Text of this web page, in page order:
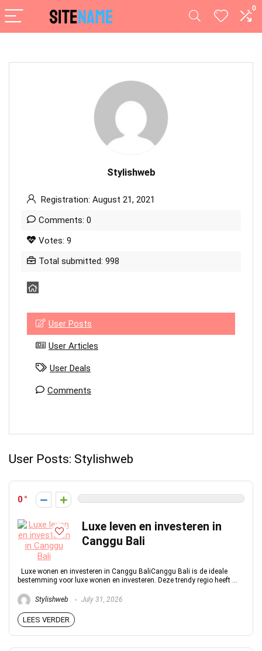
0
Stylishweb
Registration: August 21, 2021
Comments: 0
Votes: 9
Total submitted: 998
User Posts
User Articles
User Deals
Comments
User Posts: Stylishweb
0
Luxe leven en investeren in
Canggu Bali
Luxe wonen en investeren in Canggu BaliCanggu Bali is de ideale
bestemming voor luxe wonen en investeren. Deze trendy regio heeft ...
Stylishweb July 31, 2026
LEES VERDER